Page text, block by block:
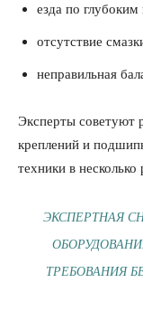
езда по
отсутствие
неправильная
Эксперты советуют
креплений и
техники в несколько
ЭКСПЕРТНАЯ
ТРЕБОВАНИЯ